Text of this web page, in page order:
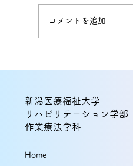
本間健太助教
（tACS）の2部
記憶の保持を
コメントを追加…
新潟医療福祉大学
リハビリテーション学部
作業療法学科
Home